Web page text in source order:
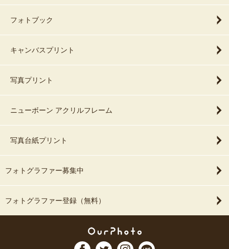
フォトブック
キャンバスプリント
写真プリント
ニューボーン アクリルフレーム
写真台紙プリント
フォトグラファー募集中
フォトグラファー登録（無料）